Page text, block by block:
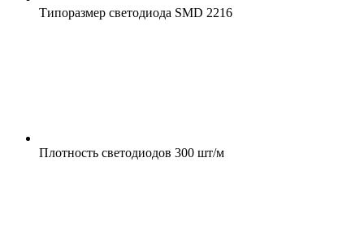
Типоразмер светодиода SMD 2216
Плотность светодиодов 300 шт/м